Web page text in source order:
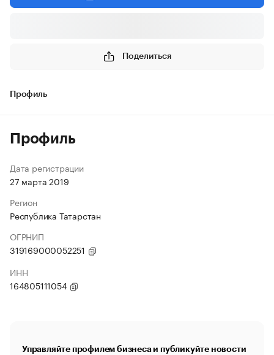
Поделиться
Профиль
Профиль
Дата регистрации
27 марта 2019
Регион
Республика Татарстан
ОГРНИП
319169000052251
ИНН
164805111054
Управляйте профилем бизнеса и публикуйте новости